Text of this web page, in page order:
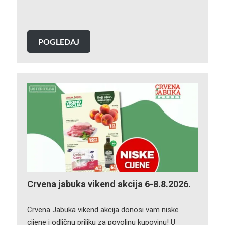
POGLEDAJ
Crvena jabuka vikend akcija 6-8.8.2026.
Crvena Jabuka vikend akcija donosi vam niske
cijene i odličnu priliku za povoljnu kupovinu! U